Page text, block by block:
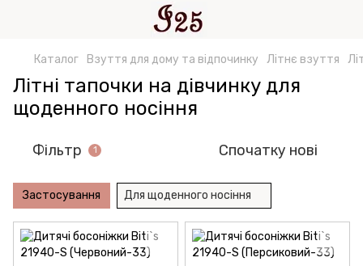
Каталог Взуття для дому та відпочинку Літнє взуття
Літні тапочки на дівчинку для
щоденного носіння
Фільтр 1 Спочатку нові
Застосування Для щоденного носіння